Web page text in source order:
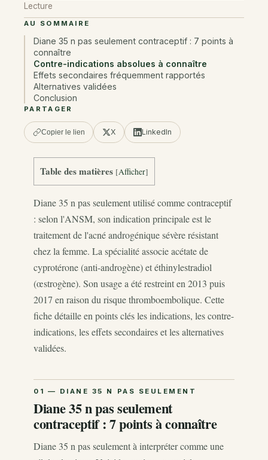
Lecture
AU SOMMAIRE
Diane 35 n pas seulement contraceptif : 7 points à
connaître
Contre-indications absolues à connaître
Effets secondaires fréquemment rapportés
Alternatives validées
Conclusion
PARTAGER
Copier le lien X LinkedIn
Table des matières [Afficher]
Diane 35 n pas seulement utilisé comme contraceptif
: selon l'ANSM, son indication principale est le
traitement de l'acné androgénique sévère résistant
chez la femme. La spécialité associe acétate de
cyprotérone (anti-androgène) et éthinylestradiol
(œstrogène). Son usage a été restreint en 2013 puis
2017 en raison du risque thromboembolique. Cette
fiche détaille en points clés les indications, les contre-
indications, les effets secondaires et les alternatives
validées.
Diane 35 n pas seulement
contraceptif : 7 points à connaître
Diane 35 n pas seulement à interpréter comme une